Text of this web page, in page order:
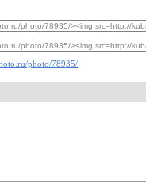
photo/78935/